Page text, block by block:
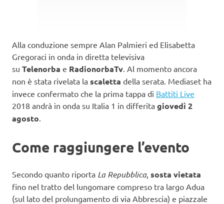
Alla conduzione sempre Alan Palmieri ed Elisabetta
Gregoraci in onda in diretta televisiva
su Telenorba e RadionorbaTv . Al momento ancora
non è stata rivelata la scaletta della serata. Mediaset ha
invece confermato che la prima tappa di Battiti Live
2018 andrà in onda su Italia 1 in differita giovedì 2
agosto
Come raggiungere l’evento
Secondo quanto riporta La Repubblica, sosta vietata
fino nel tratto del lungomare compreso tra largo Adua
(sul lato del prolungamento di via Abbrescia) e piazzale